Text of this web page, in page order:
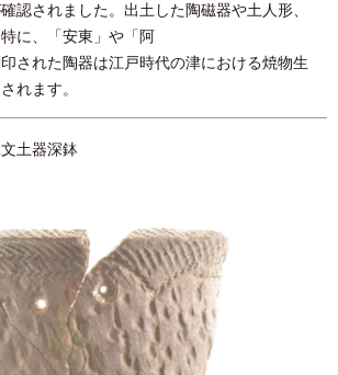
認されました。出土した陶磁器や土人形、
に、「安東」や「阿
された陶器は江戸時代の津における焼物生
れます。
土器深鉢